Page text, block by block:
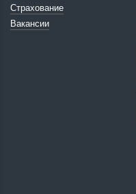
Страхование
Вакансии